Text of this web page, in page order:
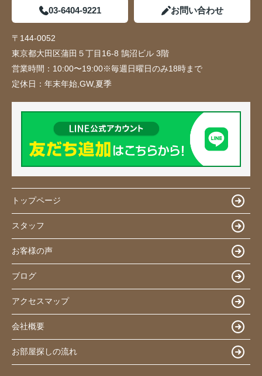
03-6404-9221 お問い合わせ
〒144-0052
東京都大田区蒲田５丁目16-8 鵠沼ビル 3階
営業時間： 10:00〜19:00※毎週日曜日のみ18時まで
定休日： 年末年始,GW,夏季
トップページ
スタッフ
お客様の声
ブログ
アクセスマップ
会社概要
お部屋探しの流れ